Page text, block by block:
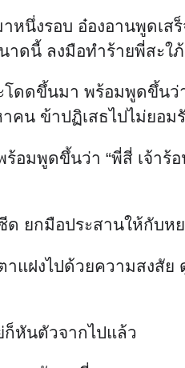
หนึ่งรอบ อ๋องอานพูดเ
าดนี้ ลงมือทำร้ายพี่สะใ
โดดขึ้นมา พร้อมพูดขึ้น
น ข้าปฏิเสธไปไม่ยอม
ร้อมพูดขึ้นว่า “พี่สี่ เจ้า
ยกมือประสานให้กับห
าแฝงไปด้วยความสงสั
ก็หันตัวจากไปแล้ว